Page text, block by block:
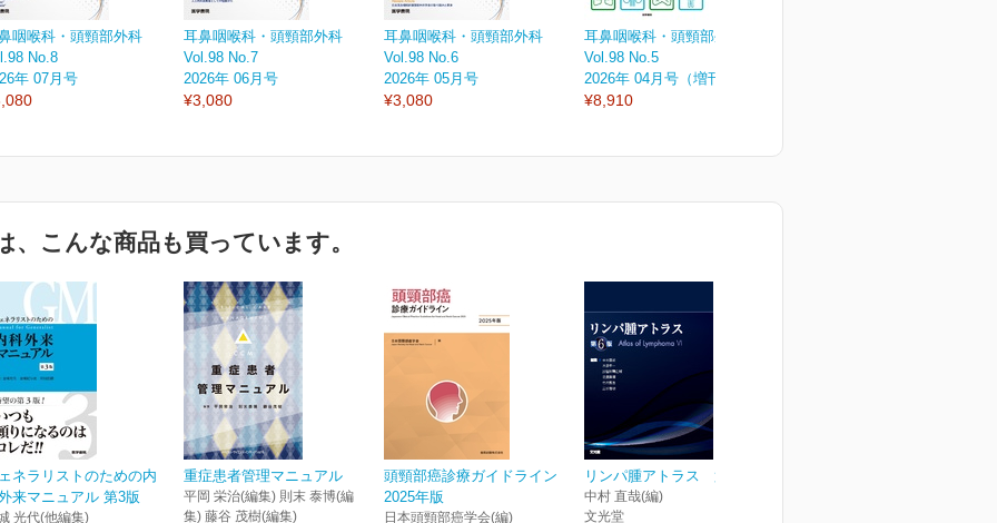
咽喉科・頭頸部外科
No.8
年 07月号
耳鼻咽喉科・頭頸部外科
Vol.98 No.7
2026年 06月号
¥3,080
耳鼻咽喉科・頭頸部外科
Vol.98 No.6
2026年 05月号
¥3,080
耳鼻咽喉科・頭頸部外科
Vol.98 No.5
2026年 04月号（増刊号）
¥8,910
、こんな商品も買っています。
ネラリストのための内
来マニュアル 第3版
光代(他編集)
重症患者管理マニュアル
平岡 栄治(編集) 則末 泰博(編
集) 藤谷 茂樹(編集)
頭頸部癌診療ガイドライン
2025年版
日本頭頸部癌学会(編)
リンパ腫アトラス 第6版
中村 直哉(編)
文光堂